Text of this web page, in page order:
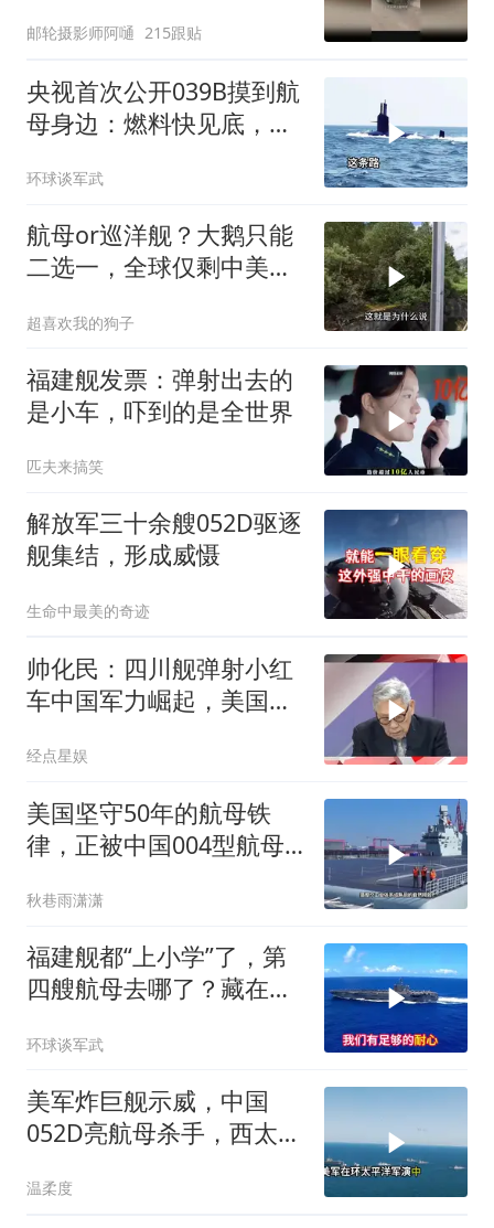
邮轮摄影师阿嗵 215跟贴
央视首次公开039B摸到航
母身边：燃料快见底，掉
环球谈军武
航母or巡洋舰？大鹅只能
二选一，全球仅剩中美能
超喜欢我的狗子
福建舰发票：弹射出去的
是小车，吓到的是全世界
匹夫来搞笑
解放军三十余艘052D驱逐
舰集结，形成威慑
生命中最美的奇迹
帅化民：四川舰弹射小红
车中国军力崛起，美国军
经点星娱
美国坚守50年的航母铁
律，正被中国004型航母
秋巷雨潇潇
福建舰都“上小学”了，第
四艘航母去哪了？藏在船
环球谈军武
美军炸巨舰示威，中国
052D亮航母杀手，西太格
温柔度